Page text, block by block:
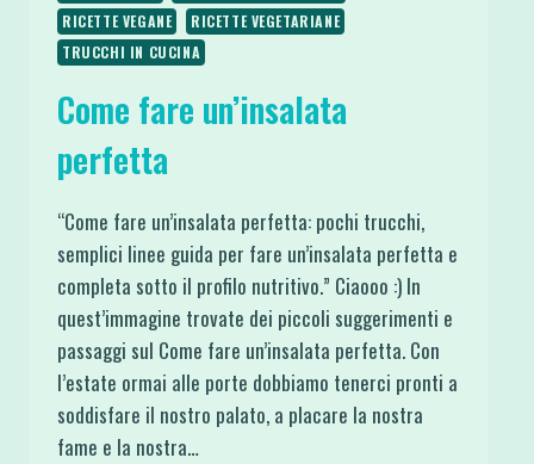
RICETTE VEGANE
RICETTE VEGETARIANE
TRUCCHI IN CUCINA
Come fare un’insalata
perfetta
“Come fare un’insalata perfetta: pochi trucchi,
semplici linee guida per fare un’insalata perfetta e
completa sotto il profilo nutritivo.” Ciaooo :) In
quest’immagine trovate dei piccoli suggerimenti e
passaggi sul Come fare un’insalata perfetta. Con
l’estate ormai alle porte dobbiamo tenerci pronti a
soddisfare il nostro palato, a placare la nostra
fame e la nostra…